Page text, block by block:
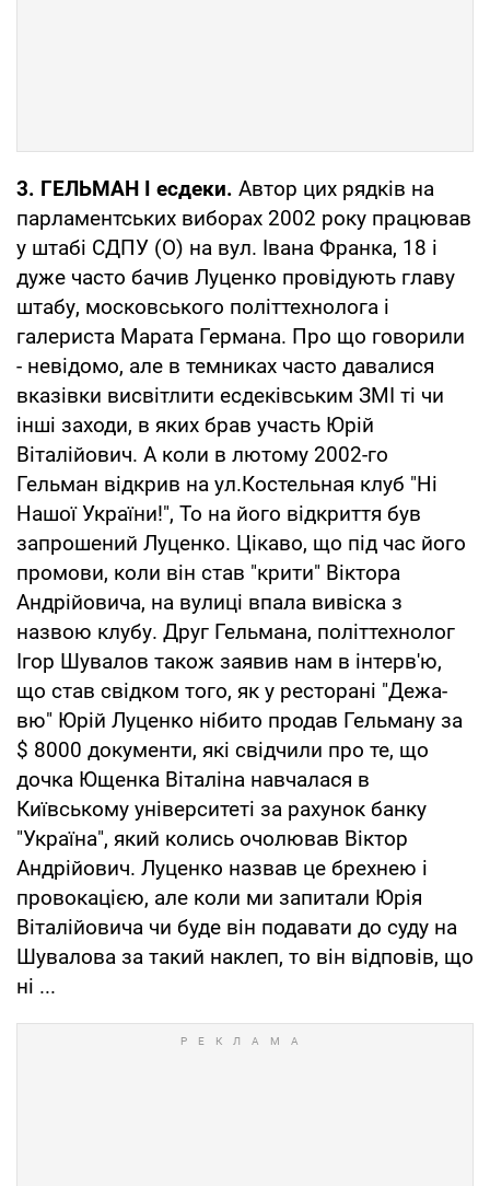
3. ГЕЛЬМАН І есдеки. Автор цих рядків на
парламентських виборах 2002 року працював
у штабі СДПУ (О) на вул. Івана Франка, 18 і
дуже часто бачив Луценко провідують главу
штабу, московського політтехнолога і
галериста Марата Германа. Про що говорили
- невідомо, але в темниках часто давалися
вказівки висвітлити есдеківським ЗМІ ті чи
інші заходи, в яких брав участь Юрій
Віталійович. А коли в лютому 2002-го
Гельман відкрив на ул.Костельная клуб "Ні
Нашої України!", То на його відкриття був
запрошений Луценко. Цікаво, що під час його
промови, коли він став "крити" Віктора
Андрійовича, на вулиці впала вивіска з
назвою клубу. Друг Гельмана, політтехнолог
Ігор Шувалов також заявив нам в інтерв'ю,
що став свідком того, як у ресторані "Дежа-
вю" Юрій Луценко нібито продав Гельману за
$ 8000 документи, які свідчили про те, що
дочка Ющенка Віталіна навчалася в
Київському університеті за рахунок банку
"Україна", який колись очолював Віктор
Андрійович. Луценко назвав це брехнею і
провокацією, але коли ми запитали Юрія
Віталійовича чи буде він подавати до суду на
Шувалова за такий наклеп, то він відповів, що
ні ...